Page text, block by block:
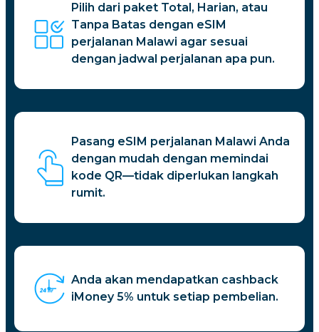
Pilih dari paket Total, Harian, atau
Tanpa Batas dengan eSIM
perjalanan Malawi agar sesuai
dengan jadwal perjalanan apa pun.
Pasang eSIM perjalanan Malawi Anda
dengan mudah dengan memindai
kode QR—tidak diperlukan langkah
rumit.
Anda akan mendapatkan cashback
iMoney 5% untuk setiap pembelian.